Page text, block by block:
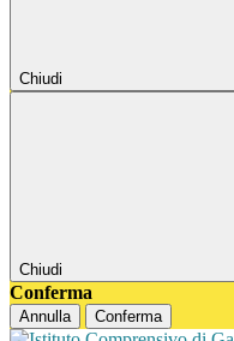
Chiudi
Chiudi
Conferma
Annulla Conferma